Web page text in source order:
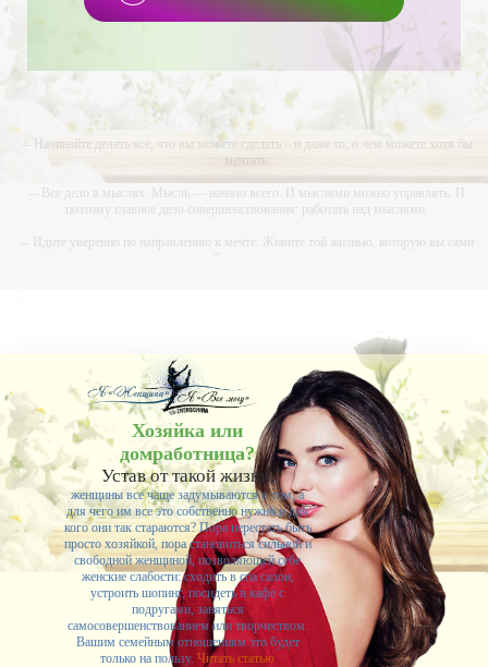
-- Начинайте делать все, что вы можете сделать – и даже то, о чем можете хотя бы
мечтать.
-- Все дело в мыслях. Мысль — начало всего. И мыслями можно управлять. И
поэтому главное дело совершенствования: работать над мыслями.
-- Идите уверенно по направлению к мечте. Живите той жизнью, которую вы сами
-- Лучшее, что можно сделать с хорошим советом, это пропустить его мимо ушей. Он
никогда не бывает полезен никому, кроме того, кто его дал.
-- Люблю давать советы и очень не люблю, когда их дают мне.
Хозяйка или
домработница?
Устав от такой жизни,
женщины все чаще задумываются о том, а
для чего им все это собственно нужно и для
кого они так стараются? Пора перестать быть
просто хозяйкой, пора становиться сильной и
свободной женщиной, позволяющей себе
женские слабости: сходить в спа салон,
устроить шопинг, посидеть в кафе с
подругами, заняться
самосовершенствованием или творчеством.
Вашим семейным отношениям это будет
только на пользу. Читать статью